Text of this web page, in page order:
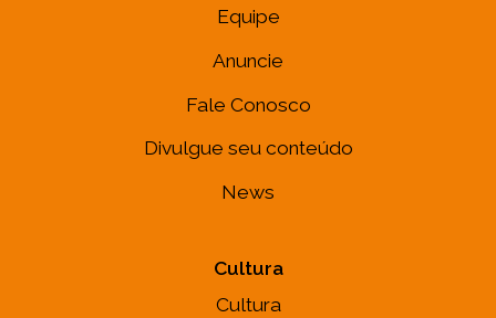
Equipe
Anuncie
Fale Conosco
Divulgue seu conteúdo
News
Cultura
Cultura